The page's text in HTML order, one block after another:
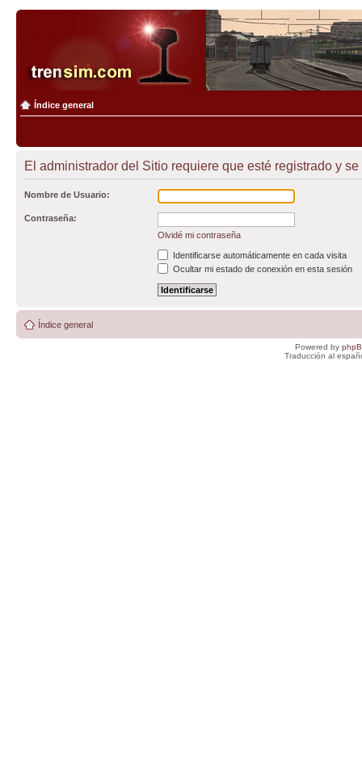
Índice general
El administrador del Sitio requiere que esté registrado y
Nombre de Usuario:
Contraseña:
Olvidé mi contraseña
Identificarse automáticamente en cada visita
Ocultar mi estado de conexión en esta sesión
Índice general
Powered by
Traducción al